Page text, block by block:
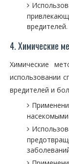
вредителей.
4. Химические
Химические
использовании
вредителей и